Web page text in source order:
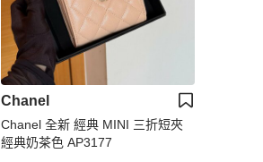
Chanel
Chanel 全新 經典 MINI 三折短夾
經典奶茶色 AP3177